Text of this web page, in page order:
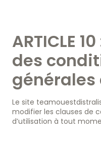
ARTICLE
des
générales
Le site
modifier les clauses de
d’utilisation à tout